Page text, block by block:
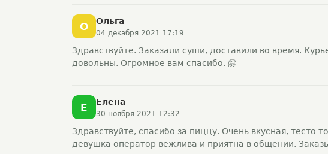
О Ольга
04 декабря 2021 17:19
Здравствуйте. Заказали суши, доставили во время.
довольны. Огромное вам спасибо. 🤗
Е Елена
30 ноября 2021 12:32
Здравствуйте, спасибо за пиццу. Очень вкусная, тесто
девушка оператор вежлива и приятна в общении.